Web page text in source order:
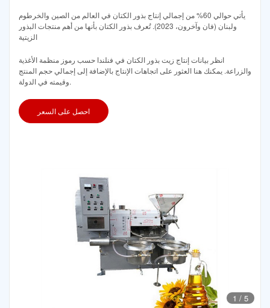
يأتي حوالي 60% من إجمالي إنتاج بذور الكتان في العالم من الصين والخرطوم
ولبنان (فان وآخرون، 2023). تُعرف بذور الكتان بأنها من أهم منتجات البذور
الزيتية
انظر بيانات إنتاج زيت بذور الكتان في فنلندا حسب رموز منظمة الأغذية
والزراعة. يمكنك هنا العثور على اتجاهات الإنتاج بالإضافة إلى إجمالي حجم المنتج
وقيمته في الدولة.
احصل على السعر
1 / 5